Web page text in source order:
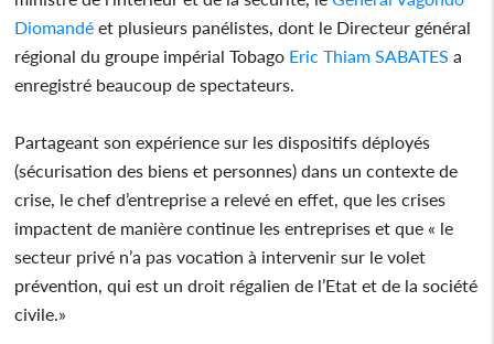
Diomandé et plusieurs panélistes, dont le Directeur général
régional du groupe impérial Tobago Eric Thiam SABATES a
enregistré beaucoup de spectateurs.
Partageant son expérience sur les dispositifs déployés
(sécurisation des biens et personnes) dans un contexte de
crise, le chef d’entreprise a relevé en effet, que les crises
impactent de manière continue les entreprises et que « le
secteur privé n’a pas vocation à intervenir sur le volet
prévention, qui est un droit régalien de l’Etat et de la société
civile.»